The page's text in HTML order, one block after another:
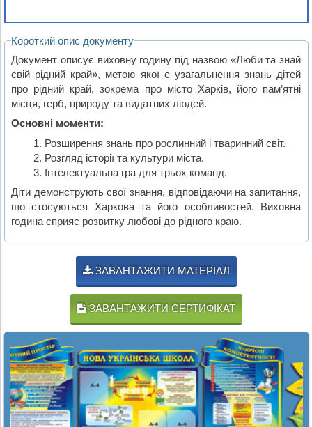
Короткий опис документу
Документ описує виховну годину під назвою «Люби та знай
свій рідний край», метою якої є узагальнення знань дітей
про рідний край, зокрема про місто Харків, його пам’ятні
місця, герб, природу та видатних людей.
Основні моменти:
Розширення знань про рослинний і тваринний світ.
Розгляд історії та культури міста.
Інтелектуальна гра для трьох команд.
Діти демонструють свої знання, відповідаючи на запитання,
що стосуються Харкова та його особливостей. Виховна
година сприяє розвитку любові до рідного краю.
ЗАВАНТАЖИТИ МАТЕРІАЛ
ЗАВАНТАЖИТИ СЕРТИФІКАТ